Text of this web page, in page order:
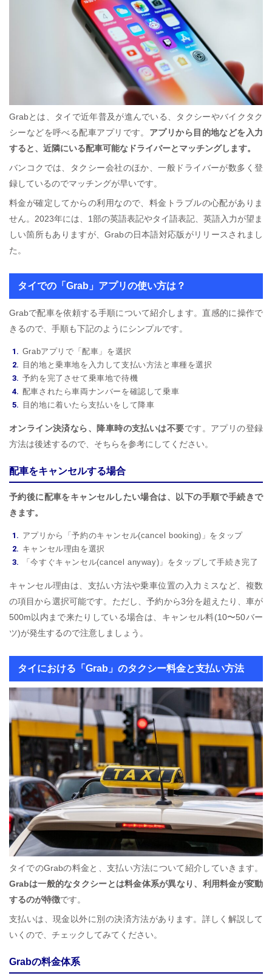
Grabとは、タイで近年普及が進んでいる、タクシーやバイクタク
シーなどを呼べる配車アプリです。 アプリから目的地などを入力
すると、近隣にいる配車可能なドライバーとマッチングします。
バンコクでは、タクシー会社のほか、一般ドライバーが数多く登
録しているのでマッチングが早いです。
料金が確定してからの利用なので、料金トラブルの心配がありま
せん。2023年には、1部の英語表記やタイ語表記、英語入力が望ま
しい箇所もありますが、Grabの日本語対応版がリリースされまし
た。
タイでの「Grab」アプリの使い方は？
Grabで配車を依頼する手順について紹介します。直感的に操作で
きるので、手順も下記のようにシンプルです。
Grabアプリで「配車」を選択
目的地と乗車地を入力して支払い方法と車種を選択
予約を完了させて乗車地で待機
配車されたら車両ナンバーを確認して乗車
目的地に着いたら支払いをして降車
オンライン決済なら、降車時の支払いは不要です。アプリの登録
方法は後述するので、そちらを参考にしてください。
配車をキャンセルする場合
予約後に配車をキャンセルしたい場合は、以下の手順で手続きで
きます。
アプリから「予約のキャンセル(cancel booking)」をタップ
キャンセル理由を選択
「今すぐキャンセル(cancel anyway)」をタップして手続き完了
キャンセル理由は、支払い方法や乗車位置の入力ミスなど、複数
の項目から選択可能です。ただし、予約から3分を超えたり、車が
500m以内まで来たりしている場合は、キャンセル料(10〜50バー
ツ)が発生するので注意しましょう。
タイにおける「Grab」のタクシー料金と支払い方法
タイでのGrabの料金と、支払い方法について紹介していきます。
Grabは一般的なタクシーとは料金体系が異なり、利用料金が変動
するのが特徴です。
支払いは、現金以外に別の決済方法があります。詳しく解説して
いくので、チェックしてみてください。
Grabの料金体系